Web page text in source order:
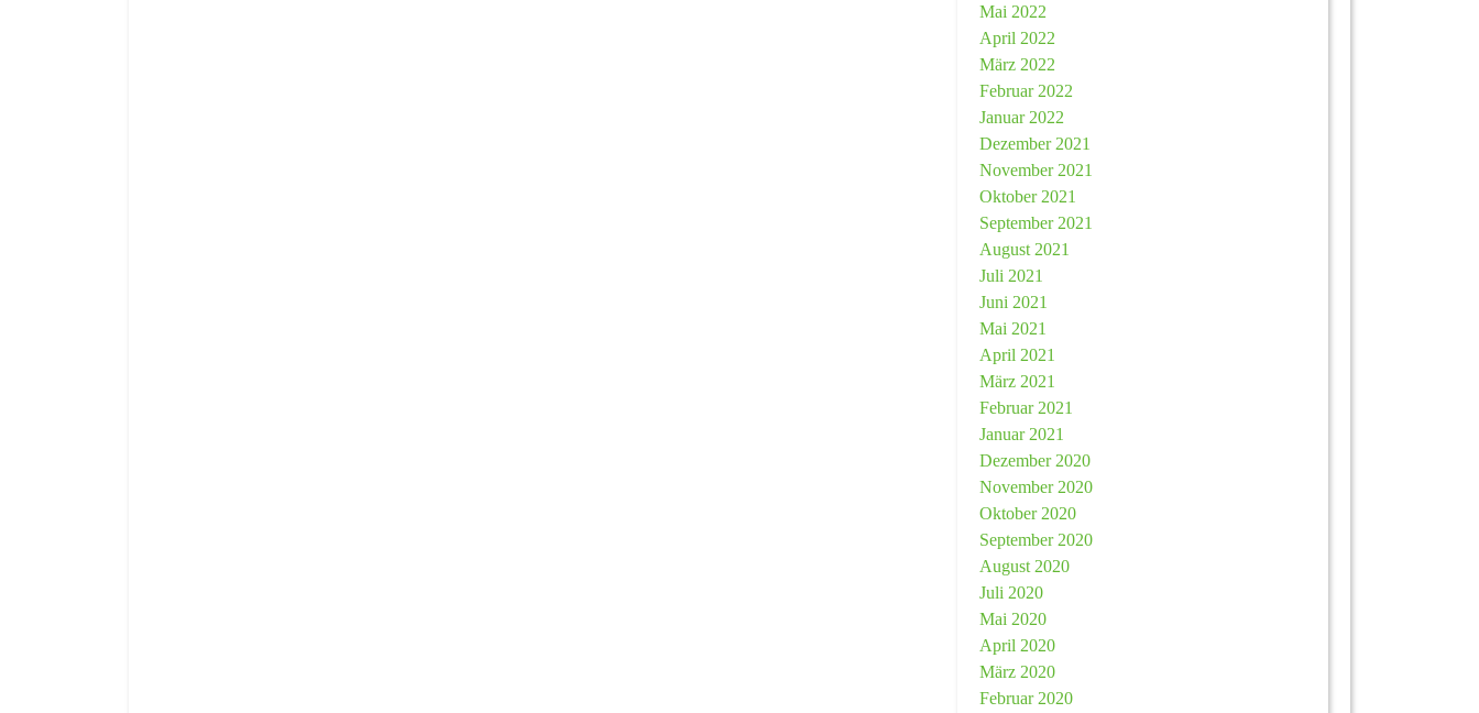
Mai 2022
April 2022
März 2022
Februar 2022
Januar 2022
Dezember 2021
November 2021
Oktober 2021
September 2021
August 2021
Juli 2021
Juni 2021
Mai 2021
April 2021
März 2021
Februar 2021
Januar 2021
Dezember 2020
November 2020
Oktober 2020
September 2020
August 2020
Juli 2020
Mai 2020
April 2020
März 2020
Februar 2020